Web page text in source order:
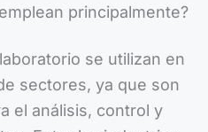
principalmente?
se utilizan en
sectores, ya que son
el análisis, control y